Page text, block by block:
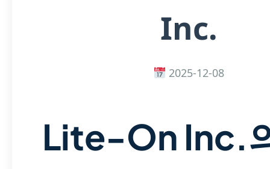
Inc.
2025-12-08
Lite-On Inc.